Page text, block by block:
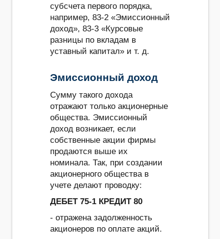
субсчета первого порядка,
например, 83-2 «Эмиссионный
доход», 83-3 «Курсовые
разницы по вкладам в
уставный капитал» и т. д.
Эмиссионный доход
Сумму такого дохода
отражают только акционерные
общества. Эмиссионный
доход возникает, если
собственные акции фирмы
продаются выше их
номинала. Так, при создании
акционерного общества в
учете делают проводку:
ДЕБЕТ 75-1 КРЕДИТ 80
- отражена задолженность
акционеров по оплате акций.